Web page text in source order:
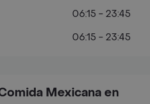
Mexicana en
06:15 - 23:45
06:15 - 23:45